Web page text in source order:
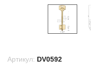
Артикул: DV0592